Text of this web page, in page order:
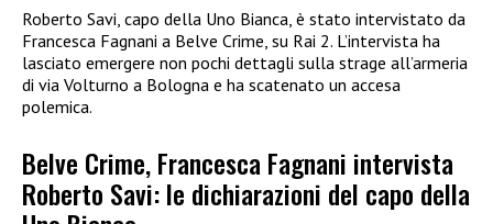
Roberto Savi, capo della Uno Bianca, è stato intervistato da
Francesca Fagnani a Belve Crime, su Rai 2. L’intervista ha
lasciato emergere non pochi dettagli sulla strage all’armeria
di via Volturno a Bologna e ha scatenato un accesa
polemica.
Belve Crime, Francesca Fagnani intervista
Roberto Savi: le dichiarazioni del capo della